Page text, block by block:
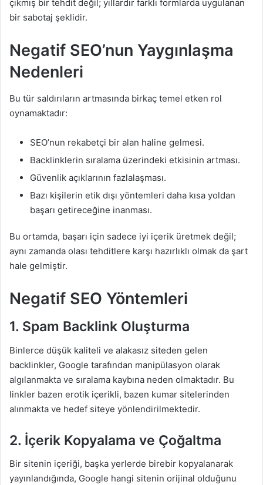
çıkmış bir tehdit değil; yıllardır farklı formlarda uygulanan
bir sabotaj şeklidir.
Negatif SEO’nun Yaygınlaşma
Nedenleri
Bu tür saldırıların artmasında birkaç temel etken rol
oynamaktadır:
SEO’nun rekabetçi bir alan haline gelmesi.
Backlinklerin sıralama üzerindeki etkisinin artması.
Güvenlik açıklarının fazlalaşması.
Bazı kişilerin etik dışı yöntemleri daha kısa yoldan
başarı getireceğine inanması.
Bu ortamda, başarı için sadece iyi içerik üretmek değil;
aynı zamanda olası tehditlere karşı hazırlıklı olmak da şart
hale gelmiştir.
Negatif SEO Yöntemleri
1. Spam Backlink Oluşturma
Binlerce düşük kaliteli ve alakasız siteden gelen
backlinkler, Google tarafından manipülasyon olarak
algılanmakta ve sıralama kaybına neden olmaktadır. Bu
linkler bazen erotik içerikli, bazen kumar sitelerinden
alınmakta ve hedef siteye yönlendirilmektedir.
2. İçerik Kopyalama ve Çoğaltma
Bir sitenin içeriği, başka yerlerde birebir kopyalanarak
yayınlandığında, Google hangi sitenin orijinal olduğunu